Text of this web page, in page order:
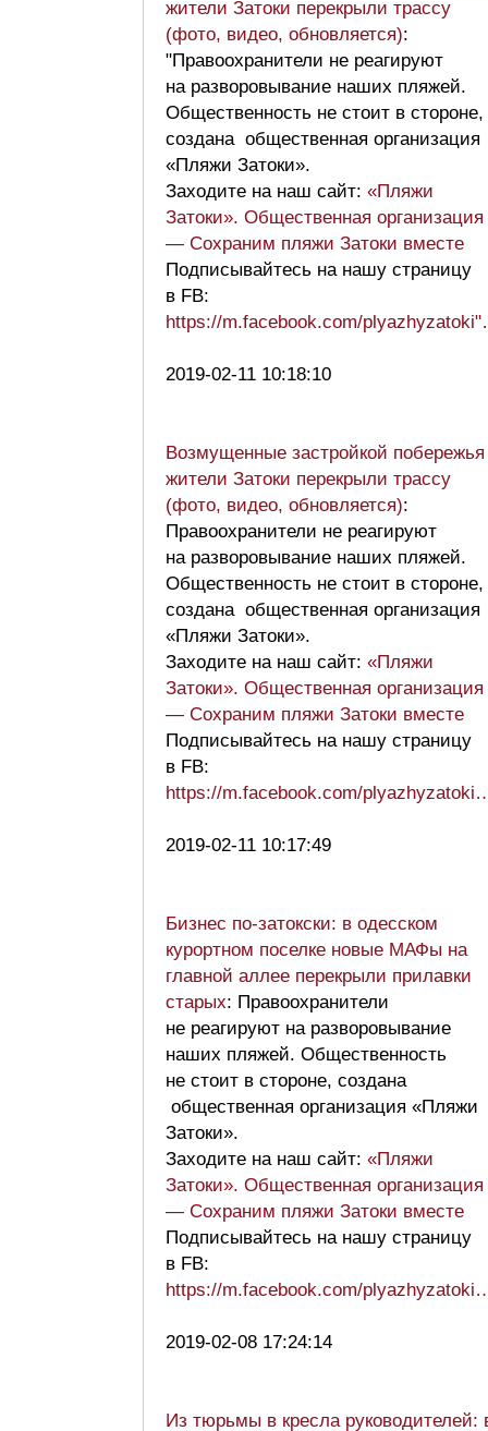
жители Затоки перекрыли трассу
(фото, видео, обновляется):
"Правоохранители не реагируют
на разворовывание наших пляжей.
Общественность не стоит в стороне,
создана общественная организация
«Пляжи Затоки».
Заходите на наш сайт: «Пляжи
Затоки». Общественная организация
— Сохраним пляжи Затоки вместе
Подписывайтесь на нашу страницу
в FB:
https://m.facebook.com/
2019-02-11 10:18:10
Возмущенные застройкой побережья
жители Затоки перекрыли трассу
(фото, видео, обновляется):
Правоохранители не реагируют
на разворовывание наших пляжей.
Общественность не стоит в стороне,
создана общественная организация
«Пляжи Затоки».
Заходите на наш сайт: «Пляжи
Затоки». Общественная организация
— Сохраним пляжи Затоки вместе
Подписывайтесь на нашу страницу
в FB:
https://m.facebook.com/
2019-02-11 10:17:49
Бизнес по-затокски: в одесском
курортном поселке новые МАФы на
главной аллее перекрыли прилавки
старых: Правоохранители
не реагируют на разворовывание
наших пляжей. Общественность
не стоит в стороне, создана
общественная организация «Пляжи
Затоки».
Заходите на наш сайт: «Пляжи
Затоки». Общественная организация
— Сохраним пляжи Затоки вместе
Подписывайтесь на нашу страницу
в FB:
https://m.facebook.com/
2019-02-08 17:24:14
Из тюрьмы в кресла руководителей: